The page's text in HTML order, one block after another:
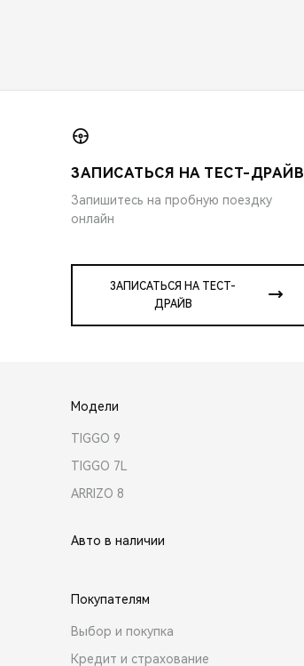
ЗАПИСАТЬСЯ НА ТЕСТ-ДРАЙВ
Запишитесь на пробную поездку
онлайн
ЗАПИСАТЬСЯ НА ТЕСТ-
ДРАЙВ
Модели
TIGGO 9
TIGGO 7L
ARRIZO 8
Авто в наличии
Покупателям
Выбор и покупка
Кредит и страхование